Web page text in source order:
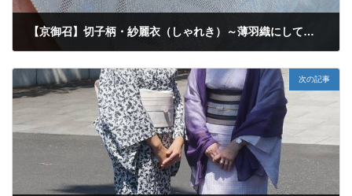
【京御召】切子柄・紗麗衣（しゃれき）～薄羽織にしてもらおうと思います♪
次の記事